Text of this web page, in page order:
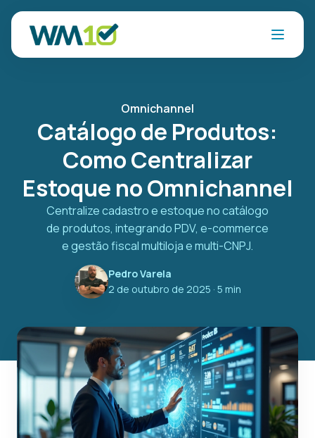
Omnichannel
Catálogo de Produtos:
Como Centralizar
Estoque no Omnichannel
Centralize cadastro e estoque no catálogo
de produtos, integrando PDV, e-commerce
e gestão fiscal multiloja e multi-CNPJ.
Pedro Varela
2 de outubro de 2025 · 5 min